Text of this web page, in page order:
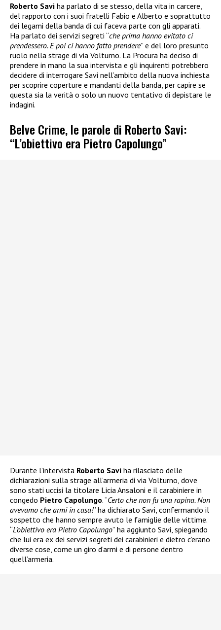
Roberto Savi ha parlato di se stesso, della vita in carcere,
del rapporto con i suoi fratelli Fabio e Alberto e soprattutto
dei legami della banda di cui faceva parte con gli apparati.
Ha parlato dei servizi segreti “che prima hanno evitato ci
prendessero. E poi ci hanno fatto prendere” e del loro presunto
ruolo nella strage di via Volturno. La Procura ha deciso di
prendere in mano la sua intervista e gli inquirenti potrebbero
decidere di interrogare Savi nell’ambito della nuova inchiesta
per scoprire coperture e mandanti della banda, per capire se
questa sia la verità o solo un nuovo tentativo di depistare le
indagini.
Belve Crime, le parole di Roberto Savi:
“L’obiettivo era Pietro Capolungo”
Durante l’intervista Roberto Savi ha rilasciato delle
dichiarazioni sulla strage all’armeria di via Volturno, dove
sono stati uccisi la titolare Licia Ansaloni e il carabiniere in
congedo Pietro Capolungo. “Certo che non fu una rapina. Non
avevamo che armi in casa!” ha dichiarato Savi, confermando il
sospetto che hanno sempre avuto le famiglie delle vittime.
“L’obiettivo era Pietro Capolungo” ha aggiunto Savi, spiegando
che lui era ex dei servizi segreti dei carabinieri e dietro c’erano
diverse cose, come un giro d’armi e di persone dentro
quell’armeria.